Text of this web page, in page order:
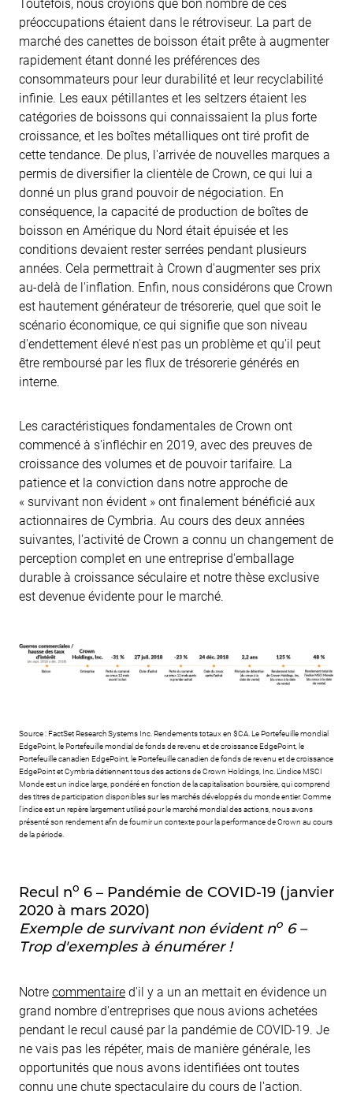
préoccupations étaient dans le rétroviseur. La part de
marché des canettes de boisson était prête à augmenter
rapidement étant donné les préférences des
consommateurs pour leur durabilité et leur recyclabilité
infinie. Les eaux pétillantes et les seltzers étaient les
catégories de boissons qui connaissaient la plus forte
croissance, et les boîtes métalliques ont tiré profit de
cette tendance. De plus, l'arrivée de nouvelles marques a
permis de diversifier la clientèle de Crown, ce qui lui a
donné un plus grand pouvoir de négociation. En
conséquence, la capacité de production de boîtes de
boisson en Amérique du Nord était épuisée et les
conditions devaient rester serrées pendant plusieurs
années. Cela permettrait à Crown d'augmenter ses prix
au-delà de l'inflation. Enfin, nous considérons que Crown
est hautement générateur de trésorerie, quel que soit le
scénario économique, ce qui signifie que son niveau
d'endettement élevé n'est pas un problème et qu'il peut
être remboursé par les flux de trésorerie générés en
interne.
Les caractéristiques fondamentales de Crown ont
commencé à s'infléchir en 2019, avec des preuves de
croissance des volumes et de pouvoir tarifaire. La
patience et la conviction dans notre approche de
« survivant non évident » ont finalement bénéficié aux
actionnaires de Cymbria. Au cours des deux années
suivantes, l'activité de Crown a connu un changement de
perception complet en une entreprise d'emballage
durable à croissance séculaire et notre thèse exclusive
est devenue évidente pour le marché.
Source : FactSet Research Systems Inc. Rendements totaux en $CA. Le Portefeuille mondial
EdgePoint, le Portefeuille mondial de fonds de revenu et de croissance EdgePoint, le
Portefeuille canadien EdgePoint, le Portefeuille canadien de fonds de revenu et de croissance
EdgePoint et Cymbria détiennent tous des actions de Crown Holdings, Inc. L'indice MSCI
Monde est un indice large, pondéré en fonction de la capitalisation boursière, qui comprend
des titres de participation disponibles sur les marchés développés du monde entier. Comme
l'indice est un repère largement utilisé pour le marché mondial des actions, nous avons
présenté son rendement afin de fournir un contexte pour la performance de Crown au cours
de la période.
Recul no 6 – Pandémie de COVID-19 (janvier
2020 à mars 2020)
Exemple de survivant non évident no 6 –
Trop d'exemples à énumérer !
Notrecommentaired'il y a un an mettait en évidence un
grand nombre d'entreprises que nous avions achetées
pendant le recul causé par la pandémie de COVID-19. Je
ne vais pas les répéter, mais de manière générale, les
opportunités que nous avons identifiées ont toutes
connu une chute spectaculaire du cours de l'action.